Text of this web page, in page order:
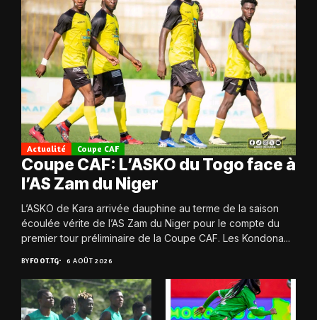
Actualité Coupe CAF
Coupe CAF: L’ASKO du Togo face à
l’AS Zam du Niger
L’ASKO de Kara arrivée dauphine au terme de la saison
écoulée vérite de l’AS Zam du Niger pour le compte du
premier tour préliminaire de la Coupe CAF. Les Kondona...
BYFOOT.TG 6 AOÛT 2026